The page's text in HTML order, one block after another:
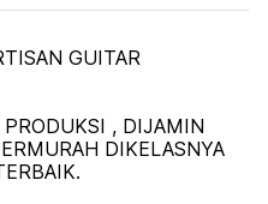
GUITAR
, DIJAMIN
DIKELASNYA